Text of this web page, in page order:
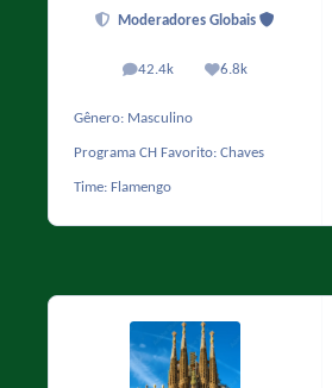
Moderadores Globais
42.4k
posts 6.8k
Reputação
Gênero: Masculino
Programa CH Favorito: Chaves
Time: Flamengo